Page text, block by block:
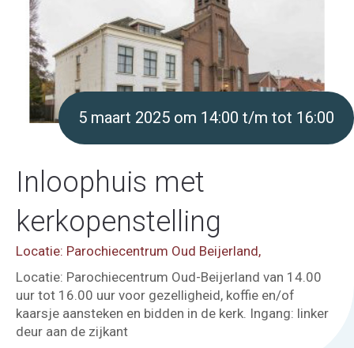
5 maart 2025 om 14:00 t/m tot 16:00
Inloophuis met
kerkopenstelling
Locatie: Parochiecentrum Oud Beijerland,
Locatie: Parochiecentrum Oud-Beijerland van 14.00
uur tot 16.00 uur voor gezelligheid, koffie en/of
kaarsje aansteken en bidden in de kerk. Ingang: linker
deur aan de zijkant